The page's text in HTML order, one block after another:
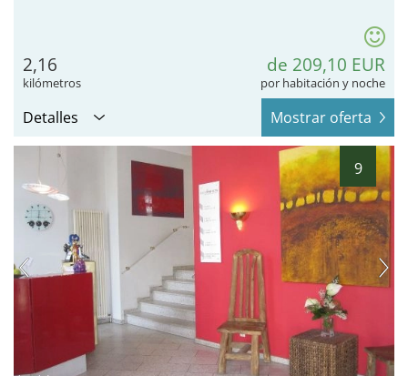
2,16
kilómetros
de 209,10 EUR
por habitación y noche
Detalles Mostrar oferta
9